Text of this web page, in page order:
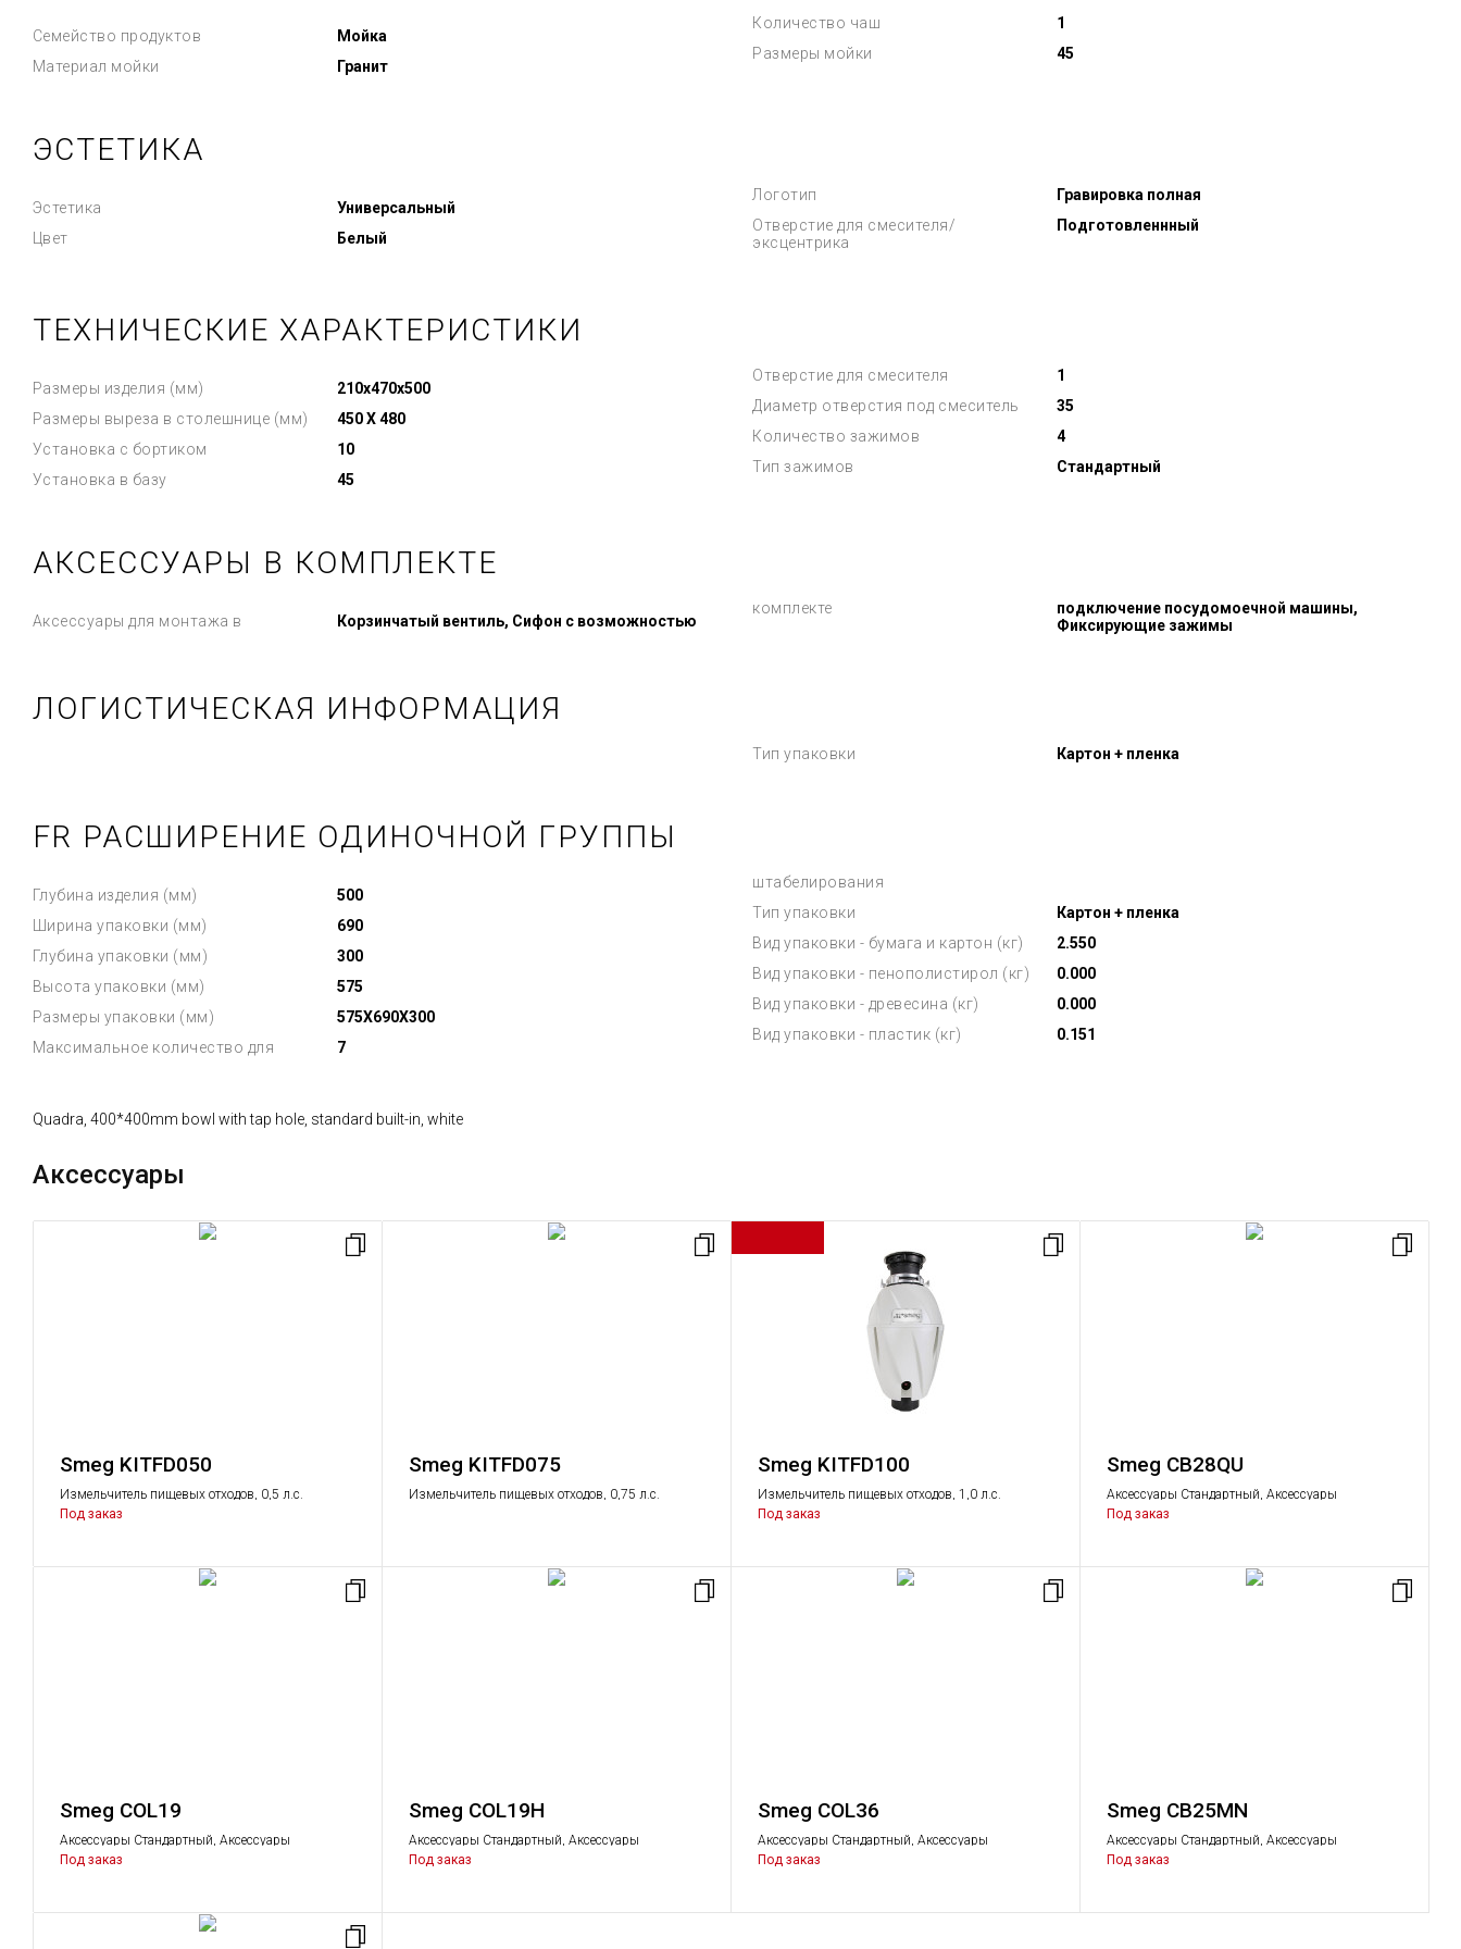
Семейство продуктов
Мойка
Материал мойки
Гранит
Количество чаш
1
Размеры мойки
45
ЭСТЕТИКА
Эстетика
Универсальный
Цвет
Белый
Логотип
Гравировка полная
Отверстие для смесителя/
эксцентрика
Подготовленнный
ТЕХНИЧЕСКИЕ ХАРАКТЕРИСТИКИ
Размеры изделия (мм)
210x470x500
Размеры выреза в столешнице (мм)
450 X 480
Установка с бортиком
10
Установка в базу
45
Отверстие для смесителя
1
Диаметр отверстия под смеситель
35
Количество зажимов
4
Тип зажимов
Стандартный
АКСЕССУАРЫ В КОМПЛЕКТЕ
Аксессуары для монтажа в
комплекте
Корзинчатый вентиль, Сифон с возможностью
подключение посудомоечной машины,
Фиксирующие зажимы
ЛОГИСТИЧЕСКАЯ ИНФОРМАЦИЯ
Тип упаковки Картон + пленка
FR РАСШИРЕНИЕ ОДИНОЧНОЙ ГРУППЫ
Глубина изделия (мм)
500
Ширина упаковки (мм)
690
Глубина упаковки (мм)
300
Высота упаковки (мм)
575
Размеры упаковки (мм)
575X690X300
Максимальное количество для
штабелирования
7
Тип упаковки
Картон + пленка
Вид упаковки - бумага и картон (кг)
2.550
Вид упаковки - пенополистирол (кг)
0.000
Вид упаковки - древесина (кг)
0.000
Вид упаковки - пластик (кг)
0.151
Quadra, 400*400mm bowl with tap hole, standard built-in, white
Аксессуары
Smeg KITFD050
Измельчитель пищевых отходов, 0,5 л.с.
Под заказ
Smeg KITFD075
Измельчитель пищевых отходов, 0,75 л.с.
Smeg KITFD100
Измельчитель пищевых отходов, 1,0 л.с.
Под заказ
Smeg CB28QU
Аксессуары Стандартный, Аксессуары
Под заказ
Smeg COL19
Аксессуары Стандартный, Аксессуары
Под заказ
Smeg COL19H
Аксессуары Стандартный, Аксессуары
Под заказ
Smeg COL36
Аксессуары Стандартный, Аксессуары
Под заказ
Smeg CB25MN
Аксессуары Стандартный, Аксессуары
Под заказ